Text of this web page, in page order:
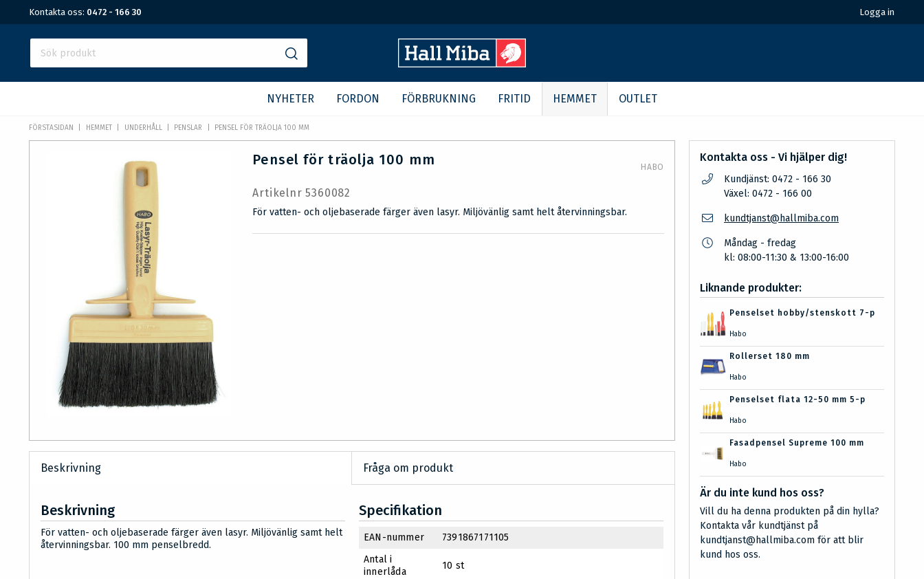
Kontakta oss: 0472 - 166 30 Logga in
NYHETER FORDON FÖRBRUKNING FRITID HEMMET OUTLET
FÖRSTASIDAN HEMMET UNDERHÅLL PENSLAR PENSEL FÖR TRÄOLJA 100 MM
Pensel för träolja 100 mm HABO
Artikelnr 5360082
För vatten- och oljebaserade färger även lasyr. Miljövänlig samt helt återvinningsbar.
Beskrivning Fråga om produkt
Beskrivning
För vatten- och oljebaserade färger även lasyr. Miljövänlig samt helt
återvinningsbar. 100 mm penselbredd.
Specifikation
EAN-nummer
7391867171105
Antal i
innerlåda
10 st
Kontakta oss - Vi hjälper dig!
Kundjänst: 0472 - 166 30
Växel: 0472 - 166 00
kundtjanst@hallmiba.com
Måndag - fredag
kl: 08:00-11:30 & 13:00-16:00
Liknande produkter:
Penselset hobby/stenskott 7-p
Habo
Rollerset 180 mm
Habo
Penselset flata 12-50 mm 5-p
Habo
Fasadpensel Supreme 100 mm
Habo
Är du inte kund hos oss?
Vill du ha denna produkten på din hylla?
Kontakta vår kundtjänst på
kundtjanst@hallmiba.com för att blir
kund hos oss.